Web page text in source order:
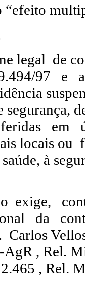
“efeito
legal de
9.494/97
segurança,
locais ou
à
exige,
da
AgR , Rel.
2.465 , Rel.